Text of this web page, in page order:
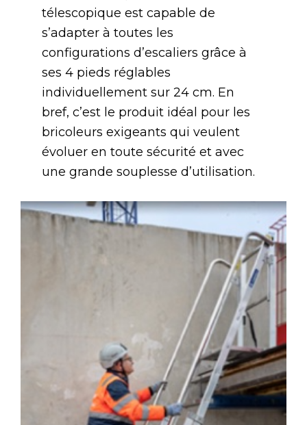
télescopique est capable de
s’adapter à toutes les
configurations d’escaliers grâce à
ses 4 pieds réglables
individuellement sur 24 cm. En
bref, c’est le produit idéal pour les
bricoleurs exigeants qui veulent
évoluer en toute sécurité et avec
une grande souplesse d’utilisation.